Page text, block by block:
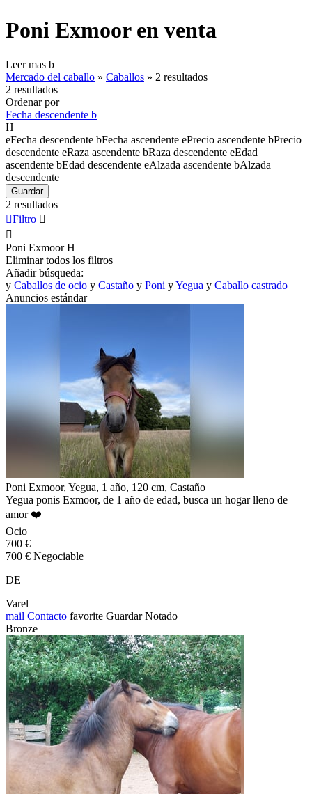
Poni Exmoor en venta
Leer mas b
Mercado del caballo » Caballos » 2 resultados
2 resultados
Ordenar por
Fecha descendente b
H
eFecha descendente bFecha ascendente ePrecio ascendente bPrecio
descendente eRaza ascendente bRaza descendente eEdad
ascendente bEdad descendente eAlzada ascendente bAlzada
descendente
Guardar
2 resultados
Filtro 

Poni Exmoor H
Eliminar todos los filtros
Añadir búsqueda:
y Caballos de ocio y Castaño y Poni yYegua y Caballo castrado
Anuncios estándar
Poni Exmoor, Yegua, 1 año, 120 cm, Castaño
Yegua ponis Exmoor, de 1 año de edad, busca un hogar lleno de
amor ❤️
Ocio
700 €
700 € Negociable
DE
Varel
mail Contacto favorite Guardar Notado
Bronze